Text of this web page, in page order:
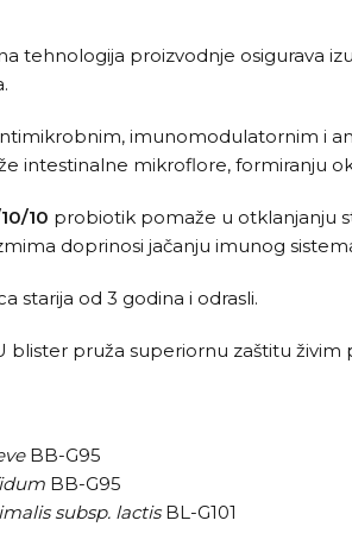
tehnologija proizvodnje osigurava
imunomodulatornim i
intestinalne mikroflore, formiranju
10 probiotik pomaže u otklanjanju
doprinosi jačanju imunog
starija od 3 godina i odrasli.
blister pruža superiornu zaštitu
BB-G95
BB-G95
subsp. lactisBL-G101